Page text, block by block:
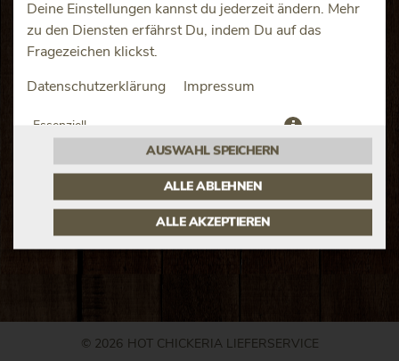
Deine Einstellungen kannst du jederzeit ändern. Mehr
zu den Diensten erfährst Du, indem Du auf das
Fragezeichen klickst.
Datenschutzerklärung Impressum
Essenziell
AUSWAHL SPEICHERN
ALLE ABLEHNEN
ALLE AKZEPTIEREN
Panade
© 2026 HOT CHICKERIA LIEFERSERVICE